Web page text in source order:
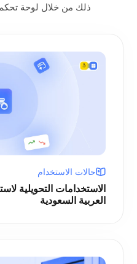
ذلك من خلال لوحة
حالات الاستخدام
العربية السعودية